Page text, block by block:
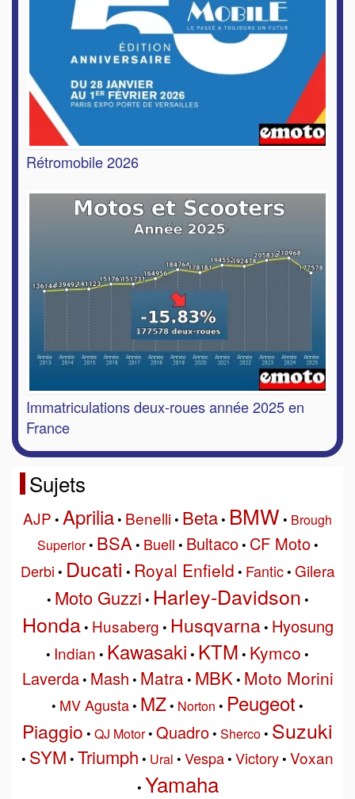
Rétromobile 2026
Immatriculations deux-roues année 2025 en
France
Sujets
AJP • Aprilia• Benelli• Beta• BMW • Brough
Superior• BSA• Buell • Bultaco• CF Moto•
Derbi • Ducati • Royal Enfield • Fantic• Gilera
• Moto Guzzi • Harley-Davidson •
Honda• Husaberg • Husqvarna• Hyosung
• Indian • Kawasaki • KTM • Kymco •
Laverda• Mash • Matra• MBK• Moto Morini
• MV Agusta• MZ• Norton • Peugeot •
Piaggio • QJ Motor• Quadro• Sherco• Suzuki
• SYM • Triumph • Ural • Vespa• Victory• Voxan
• Yamaha